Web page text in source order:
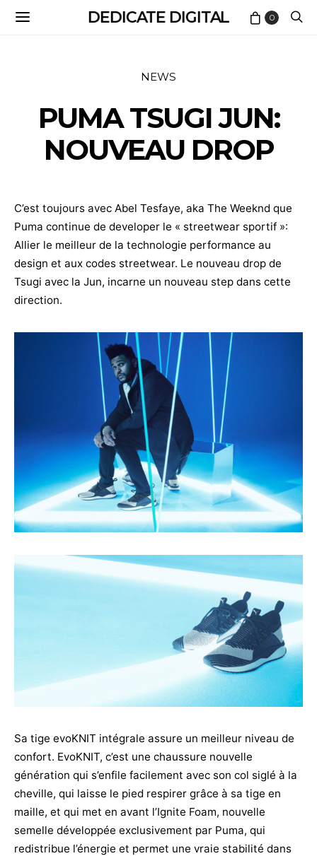
DEDICATE DIGITAL 0
NEWS
PUMA TSUGI JUN:
NOUVEAU DROP
C’est toujours avec Abel Tesfaye, aka The Weeknd que
Puma continue de developer le « streetwear sportif »:
Allier le meilleur de la technologie performance au
design et aux codes streetwear. Le nouveau drop de
Tsugi avec la Jun, incarne un nouveau step dans cette
direction.
Sa tige evoKNIT intégrale assure un meilleur niveau de
confort. EvoKNIT, c’est une chaussure nouvelle
génération qui s’enfile facilement avec son col siglé à la
cheville, qui laisse le pied respirer grâce à sa tige en
maille, et qui met en avant l’Ignite Foam, nouvelle
semelle développée exclusivement par Puma, qui
redistribue l’énergie et permet une vraie stabilité dans